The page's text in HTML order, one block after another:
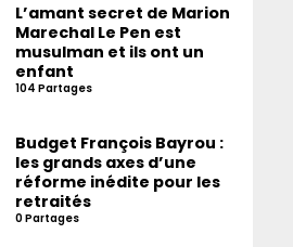
L’amant secret de Marion
Marechal Le Pen est
musulman et ils ont un
enfant
104 Partages
Budget François Bayrou :
les grands axes d’une
réforme inédite pour les
retraités
0 Partages